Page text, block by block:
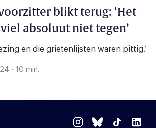
blikt terug: ‘Het
absoluut niet tegen’
en die grietenlijsten waren pittig.’
- 10 min.